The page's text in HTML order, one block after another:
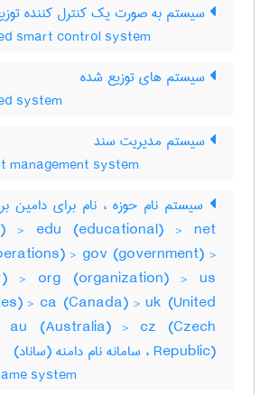
سیستم به صورت یک کنترل کننده
smart control system
سیستم های توزیع شده
system
سیستم مدیریت سند
management system
> edu (educational) > net
> gov (government) >
> org (organization) > us
> ca (Canada) > uk (United
au (Australia) > cz (Czech
Republic) ، سامانه نام دامنه (ساناد)
system